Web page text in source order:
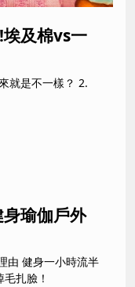
及棉vs一
、台中毛巾
瑜伽戶外
乾毛巾
由 健身一小時流半
扎臉！